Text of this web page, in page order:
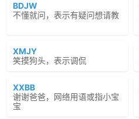
BDJW
不懂就问，表示有疑问想请教
XMJY
笑摸狗头，表示调侃
XXBB
谢谢爸爸，网络用语或指小宝
宝